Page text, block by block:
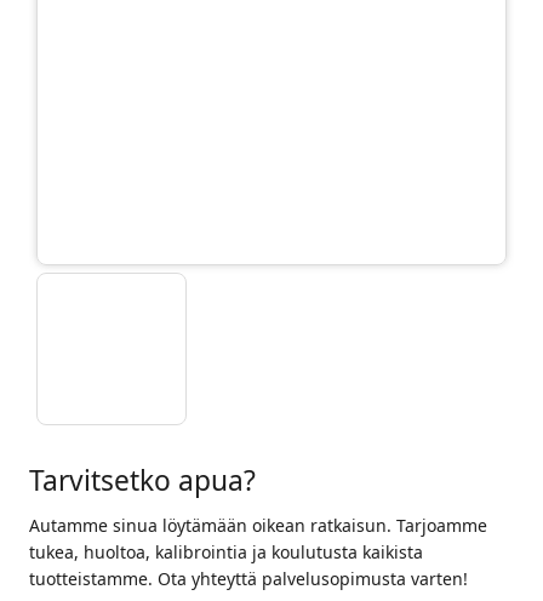
Tarvitsetko apua?
Autamme sinua löytämään oikean ratkaisun. Tarjoamme
tukea, huoltoa, kalibrointia ja koulutusta kaikista
tuotteistamme. Ota yhteyttä palvelusopimusta varten!